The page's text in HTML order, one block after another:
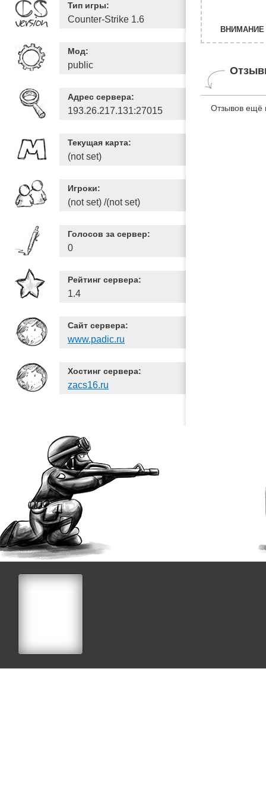
Тип игры:
Counter-Strike 1.6
Мод:
public
Адрес сервера:
193.26.217.131:27015
Текущая карта:
(not set)
Игроки:
(not set) /(not set)
Голосов за сервер:
0
Рейтинг сервера:
1.4
Сайт сервера:
www.padic.ru
Хостинг сервера:
zacs16.ru
ВНИМАНИЕ
Отзывов ещё